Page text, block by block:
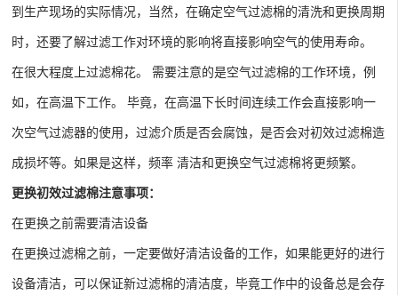
到生产现场的实际情况，当然，在确定空气过滤棉的清洗和更换周期
时，还要了解过滤工作对环境的影响将直接影响空气的使用寿命。
在很大程度上过滤棉花。 需要注意的是空气过滤棉的工作环境，例
如，在高温下工作。 毕竟，在高温下长时间连续工作会直接影响一
次空气过滤器的使用，过滤介质是否会腐蚀，是否会对初效过滤棉造
成损坏等。如果是这样，频率 清洁和更换空气过滤棉将更频繁。
更换初效过滤棉注意事项：
在更换之前需要清洁设备
在更换过滤棉之前，一定要做好清洁设备的工作，如果能更好的进行
设备清洁，可以保证新过滤棉的清洁度，毕竟工作中的设备总是会存